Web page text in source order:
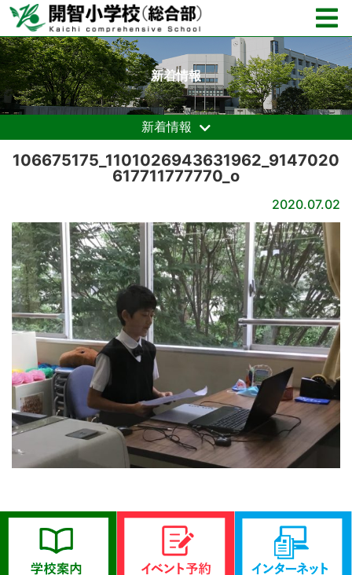
新着情報
新着情報
106675175_1101026943631962_9147020
617711777770_o
2020.07.02